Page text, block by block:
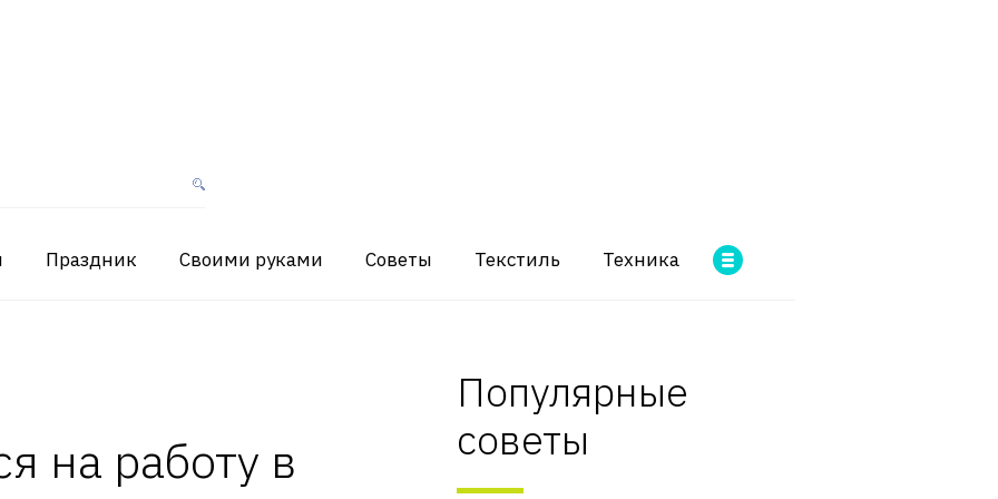
Праздник Своими руками Советы Текстиль Техника
на работу в
Популярные
советы